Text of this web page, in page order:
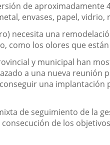
de
envases, papel,
necesita una
como los olores que
y municipal han
a una nueva
una
de seguimiento de la
de los